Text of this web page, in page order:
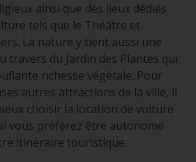
ainsi que des lieux dédiés
tels que le Théâtre et
La nature y tient aussi une
travers du Jardin des Plantes qui
richesse végétale. Pour
autres attractions de la ville, il
choisir la location de voiture
vous préférez être autonome
itinéraire touristique.